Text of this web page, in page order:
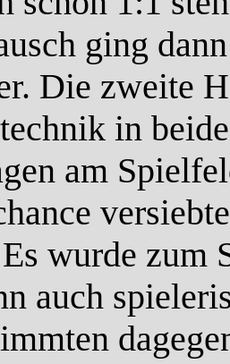
ging
Die zweite
in
am
wurde zum
auch